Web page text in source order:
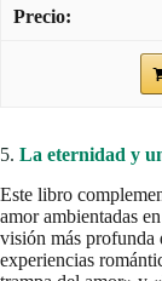
5. La eternidad y
Este libro
amor ambientadas
visión más profunda
experiencias